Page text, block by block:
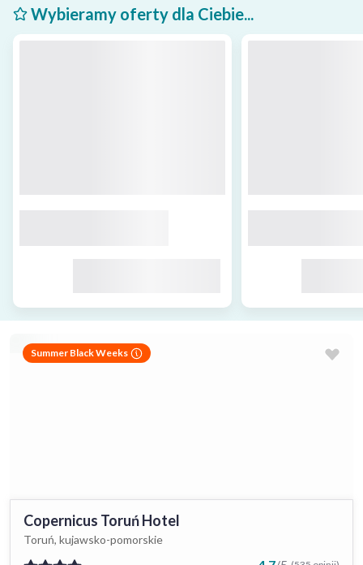
Wybieramy oferty dla Ciebie...
Summer Black Weeks
Copernicus Toruń Hotel
Toruń, kujawsko-pomorskie